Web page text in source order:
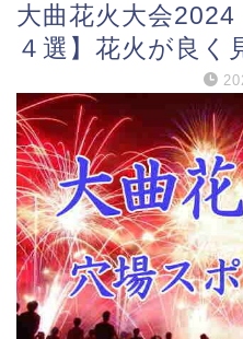
大曲花火大会2024
４選】花火が良く